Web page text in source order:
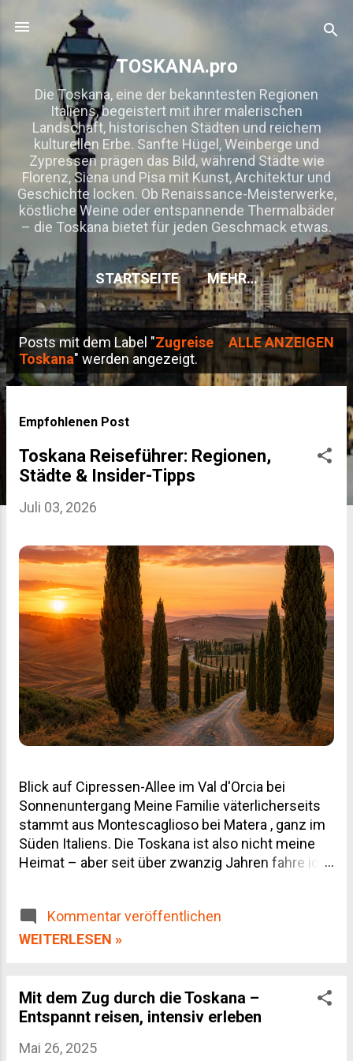
Direkt zum Hauptbereich
TOSKANA.pro
Die Toskana, eine der bekanntesten Regionen
Italiens, begeistert mit ihrer malerischen
Landschaft, historischen Städten und reichem
kulturellen Erbe. Sanfte Hügel, Weinberge und
Zypressen prägen das Bild, während Städte wie
Florenz, Siena und Pisa mit Kunst, Architektur und
Geschichte locken. Ob Renaissance-Meisterwerke,
köstliche Weine oder entspannende Thermalbäder
– die Toskana bietet für jeden Geschmack etwas.
STARTSEITE MEHR…
P
o
Posts mit dem Label "Zugreise
Toskana" werden angezeigt.
ALLE ANZEIGEN
Empfohlenen Post
Toskana Reiseführer: Regionen,
Städte & Insider-Tipps
Juli 03, 2026
Blick auf Cipressen-Allee im Val d'Orcia bei
Sonnenuntergang Meine Familie väterlicherseits
stammt aus Montescaglioso bei Matera , ganz im
Süden Italiens. Die Toskana ist also nicht meine
Heimat – aber seit über zwanzig Jahren fahre ich
dieser Landschaft einfach nicht genug bekommt.
Dieser Toskana Reiseführer ist deshalb kein
wann du besser wegbleibst, und wo du dein Geld
für Wein und Olivenöl wirklich gut anlegst.
Überblick Die wichtigsten Städte Kulinarik: Wein,
Kommentar veröffentlichen
WEITERLESEN »
Mit dem Zug durch die Toskana –
Entspannt reisen, intensiv erleben
Mai 26, 2025